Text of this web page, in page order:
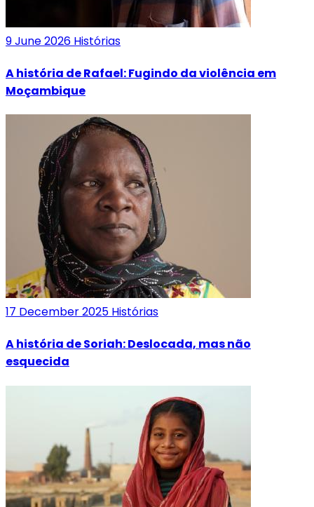
9 June 2026 Histórias
A história de Rafael: Fugindo da violência em
Moçambique
17 December 2025 Histórias
A história de Soriah: Deslocada, mas não
esquecida